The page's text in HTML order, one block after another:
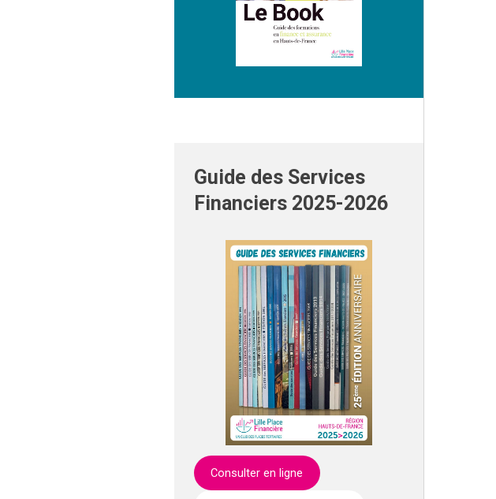
Guide des Services
Financiers 2025-2026
Consulter en ligne